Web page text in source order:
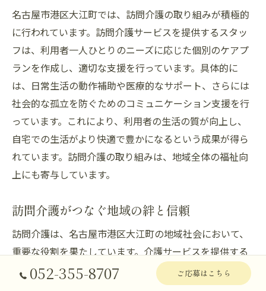
名古屋市港区大江町では、訪問介護の取り組みが積極的
に行われています。訪問介護サービスを提供するスタッ
フは、利用者一人ひとりのニーズに応じた個別のケアプ
ランを作成し、適切な支援を行っています。具体的に
は、日常生活の動作補助や医療的なサポート、さらには
社会的な孤立を防ぐためのコミュニケーション支援を行
っています。これにより、利用者の生活の質が向上し、
自宅での生活がより快適で豊かになるという成果が得ら
れています。訪問介護の取り組みは、地域全体の福祉向
上にも寄与しています。
訪問介護がつなぐ地域の絆と信頼
訪問介護は、名古屋市港区大江町の地域社会において、
重要な役割を果たしています。介護サービスを提供する
ことで、利用者とその家族の生活を支えるだけでなく、
地域全体の絆を深める役割も担っています。介護者と利
052-355-8707 ご応募はこちら